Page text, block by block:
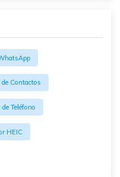
Contactos
Teléfono
HEIC